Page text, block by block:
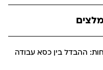
ההבדל בין כסא עבודה